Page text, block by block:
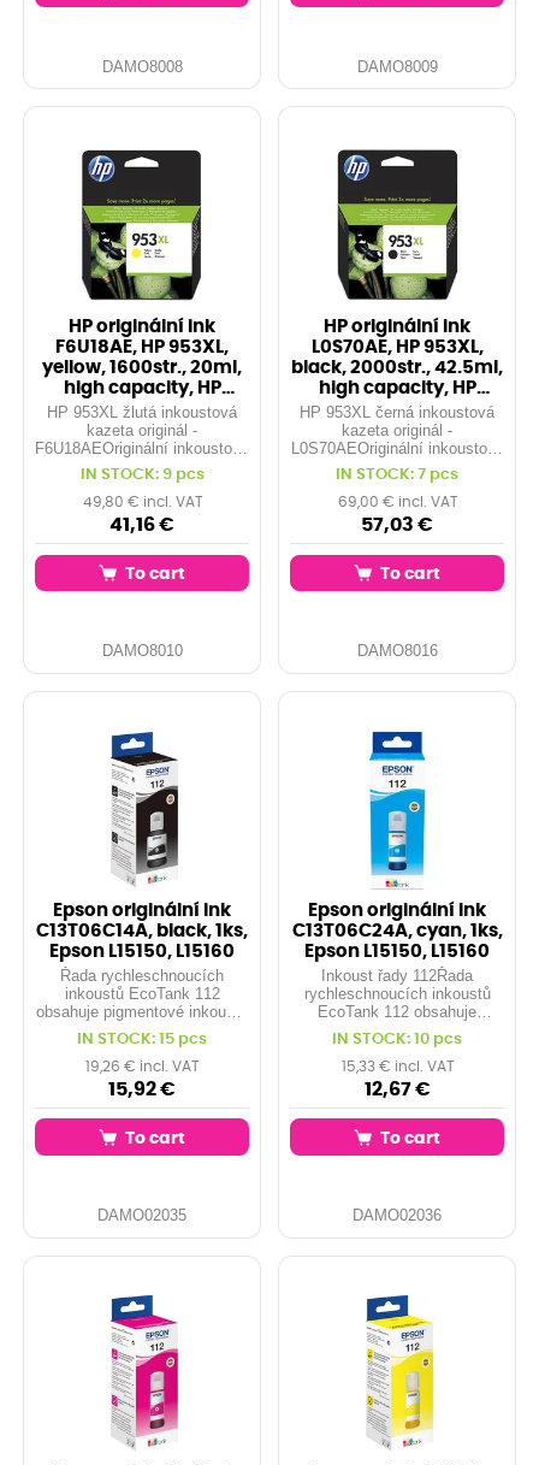
DAMO8008 DAMO8009
HP originální ink
F6U18AE, HP 953XL,
yellow, 1600str., 20ml,
high capacity, HP
OfficeJet P
HP 953XL žlutá inkoustová
kazeta originál -
F6U18AEOriginální inkoustová
kazeta HPOEM. No:
F6U18AEBarva: žlutáVýkon:
1600 stranKompatibilita:HP
Officejet Pro 8218HP Officejet
Pro 8710HP...
IN STOCK: 9 pcs
49,80 € incl. VAT
41,16 €
To cart
DAMO8010
HP originální ink
L0S70AE, HP 953XL,
black, 2000str., 42.5ml,
high capacity, HP
OfficeJet
HP 953XL černá inkoustová
kazeta originál -
L0S70AEOriginální inkoustová
kazeta HPOEM. No:
L0S70AEBarva: černáVýkon:
2000 stranKompatibilita:HP
Officejet Pro 8218HP Officejet
Pro 8710HP...
IN STOCK: 7 pcs
69,00 € incl. VAT
57,03 €
To cart
DAMO8016
Epson originální ink
C13T06C14A, black, 1ks,
Epson L15150, L15160
Řada rychleschnoucích
inkoustů EcoTank 112
obsahuje pigmentové inkousty
pro výtisky odolné vůči
rozmazání a zvýrazňovačům.
Tento spolehlivý a vysoce
kvalitní inkoust vám zaručí
dokonalé výtisky se skvěle
čitelným textem a zářivými
barvami.
IN STOCK: 15 pcs
19,26 € incl. VAT
15,92 €
To cart
DAMO02035
Epson originální ink
C13T06C24A, cyan, 1ks,
Epson L15150, L15160
Inkoust řady 112Řada
rychleschnoucích inkoustů
EcoTank 112 obsahuje
pigmentové inkousty pro
výtisky odolné vůči rozmazání
a zvýrazňovačům. Tento
spolehlivý a vysoce kvalitní
inkoust vám zaručí...
IN STOCK: 10 pcs
15,33 € incl. VAT
12,67 €
To cart
DAMO02036